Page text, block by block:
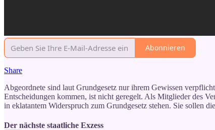
Abonnieren
Share
Abgeordnete sind laut Grundgesetz nur ihrem Gewissen
Entscheidungen kommen, ist nicht geregelt. Als Mitglieder des
in eklatantem Widerspruch zum Grundgesetz stehen. Sie sollen
Der nächste staatliche Exzess